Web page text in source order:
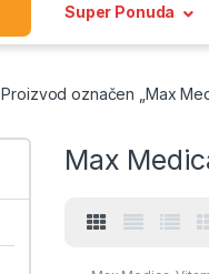
Super Ponuda
Proizvod označen „Max
Max